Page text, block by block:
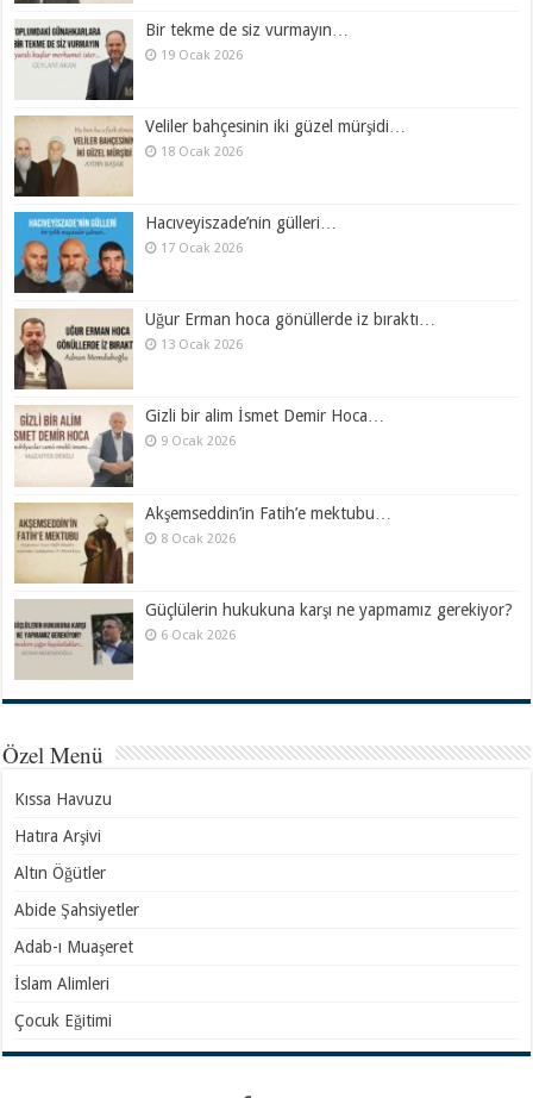
Bir tekme de siz vurmayın…
19 Ocak 2026
Veliler bahçesinin iki güzel mürşidi…
18 Ocak 2026
Hacıveyiszade’nin gülleri…
17 Ocak 2026
Uğur Erman hoca gönüllerde iz bıraktı…
13 Ocak 2026
Gizli bir alim İsmet Demir Hoca…
9 Ocak 2026
Akşemseddin’in Fatih’e mektubu…
8 Ocak 2026
Güçlülerin hukukuna karşı ne yapmamız gerekiyor?
6 Ocak 2026
Özel Menü
Kıssa Havuzu
Hatıra Arşivi
Altın Öğütler
Abide Şahsiyetler
Adab-ı Muaşeret
İslam Alimleri
Çocuk Eğitimi